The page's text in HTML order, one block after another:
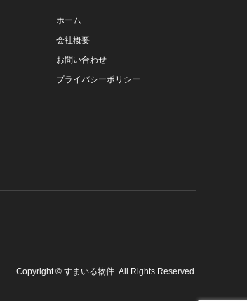
ホーム
会社概要
お問い合わせ
プライバシーポリシー
Copyright © すまいる物件 . All Rights Reserved.